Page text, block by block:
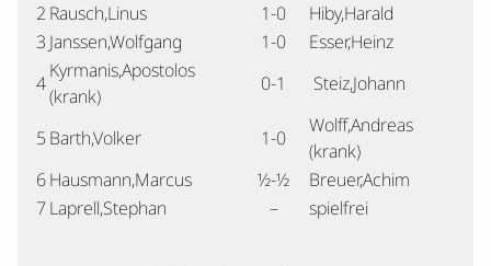
2 Rausch,Linus 1-0
Hiby,Harald
3 Janssen,Wolfgang 1-0
Esser,Heinz
4
Kyrmanis,Apostolos
(krank)
0-1 Steiz,Johann
5 Barth,Volker 1-0
Wolff,Andreas
(krank)
6Hausmann,Marcus ½-½
Breuer,Achim
7 Laprell,Stephan – spielfrei